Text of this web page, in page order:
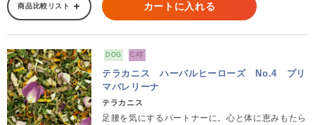
商品比較リスト カートに入れる
DOG CAT
テラカニス ハーバルヒーローズ No.4 プリ
マバレリーナ
テラカニス
足腰を気にするパートナーに。心と体に恵みもたら